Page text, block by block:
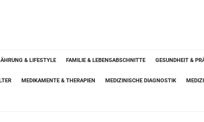
& LIFESTYLE FAMILIE & LEBENSABSCHNITTE GESUNDHEIT &
MEDIKAMENTE & THERAPIEN MEDIZINISCHE DIAGNOSTIK